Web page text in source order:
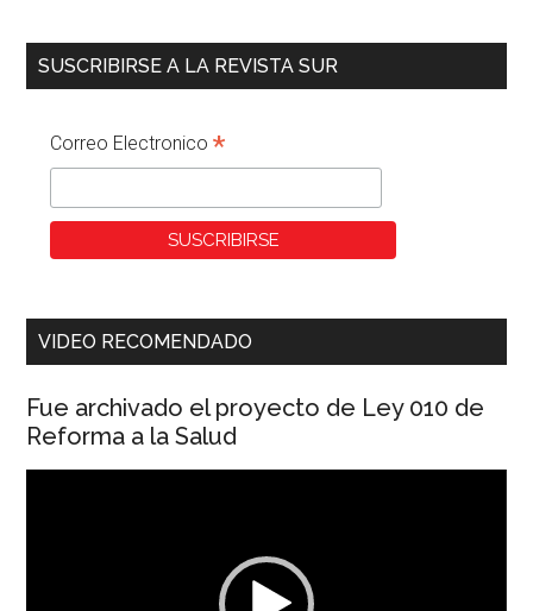
SUSCRIBIRSE A LA REVISTA SUR
Correo Electronico*
VIDEO RECOMENDADO
Fue archivado el proyecto de Ley 010 de
Reforma a la Salud